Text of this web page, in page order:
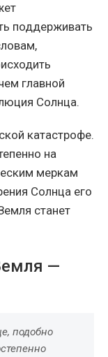
поддерживать
главной
Солнца.
катастрофе.
на
меркам
Солнца его
станет
—
подобно